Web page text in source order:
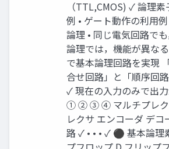
（TTL,CMOS) ✓ 論理
例 • ゲート動作の利用
論理 • 同じ電気回路で
論理では，機能が異な
で基本論理回路を実現
合せ回路」と「順序回
✓ 現在の入力のみで出
① ② ③ ④ マルチプレク
レクサ エンコーダ デ
路 ✓ • • • ✓ ⚫ 基本論理